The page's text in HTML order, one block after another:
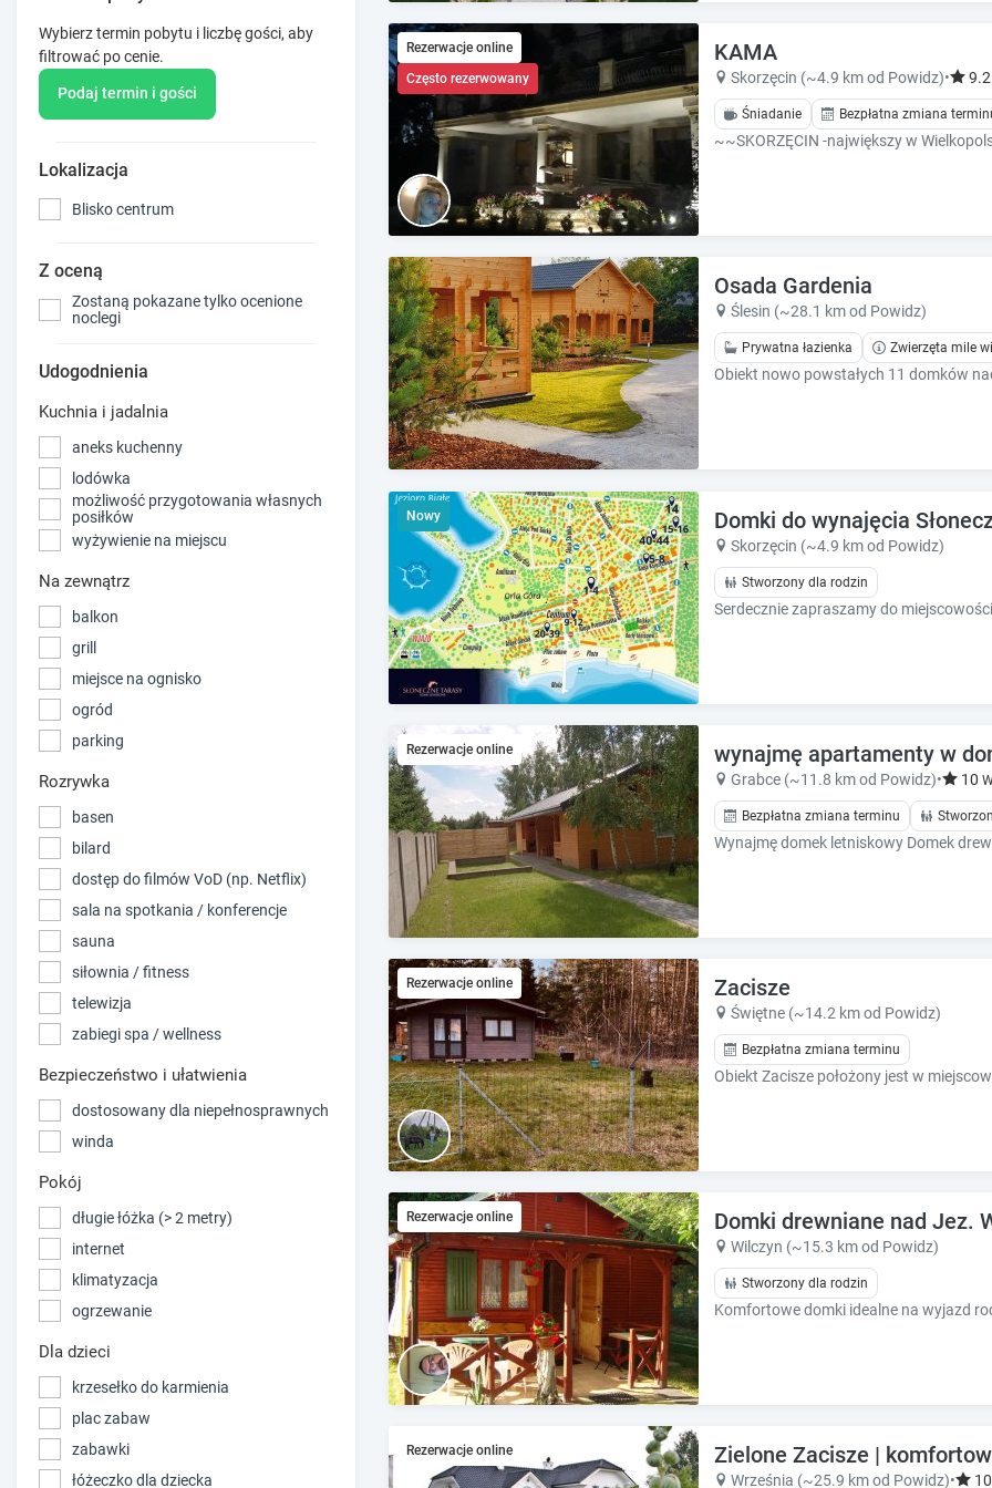
c
e
n
d
a
r
a
n
d
s
e
l
e
c
t
a
d
a
t
e
.
P
r
e
s
s
t
h
q
u
e
s
t
i
o
n
m
a
r
k
k
e
y
t
o
g
e
t
h
e
k
y
b
o
a
s
l
e
n
d
s
e
c
e
r
e
q
u
e
s
t
e
y
h
e
k
e
s
Wybierz termin pobytu i liczbę gości, aby
filtrować po cenie.
Podaj termin i gości
Lokalizacja
Blisko centrum
Z oceną
Zostaną pokazane tylko ocenione
noclegi
Udogodnienia
Kuchnia i jadalnia
aneks kuchenny
lodówka
możliwość przygotowania własnych
posiłków
wyżywienie na miejscu
Na zewnątrz
balkon
grill
miejsce na ognisko
ogród
parking
Rozrywka
basen
bilard
dostęp do filmów VoD (np. Netflix)
sala na spotkania / konferencje
sauna
siłownia / fitness
telewizja
zabiegi spa / wellness
Bezpieczeństwo i ułatwienia
dostosowany dla niepełnosprawnych
winda
Pokój
długie łóżka (> 2 metry)
internet
klimatyzacja
ogrzewanie
Dla dzieci
krzesełko do karmienia
plac zabaw
zabawki
łóżeczko dla dziecka
Rezerwacje online
Często rezerwowany
KAMA
Skorzęcin (~4.9 km od Powidz)• 9.2
Śniadanie Bezpłatna zmiana
Osada Gardenia
Ślesin (~28.1 km od Powidz)
Prywatna łazienka Zwierzęta mile
Obiekt nowo powstałych 11 domków
Nowy Domki do wynajęcia
Skorzęcin (~4.9 km od Powidz)
Stworzony dla rodzin
Rezerwacje online wynajmę apartamenty w
Grabce (~11.8 km od Powidz)• 10
Bezpłatna zmiana terminu
Rezerwacje online Zacisze
Świętne (~14.2 km od Powidz)
Bezpłatna zmiana terminu
Rezerwacje online Domki drewniane nad Jez.
Wilczyn (~15.3 km od Powidz)
Stworzony dla rodzin
Komfortowe domki idealne na wyjazd
Rezerwacje online Zielone Zacisze |
Września (~25.9 km od Powidz)• 10